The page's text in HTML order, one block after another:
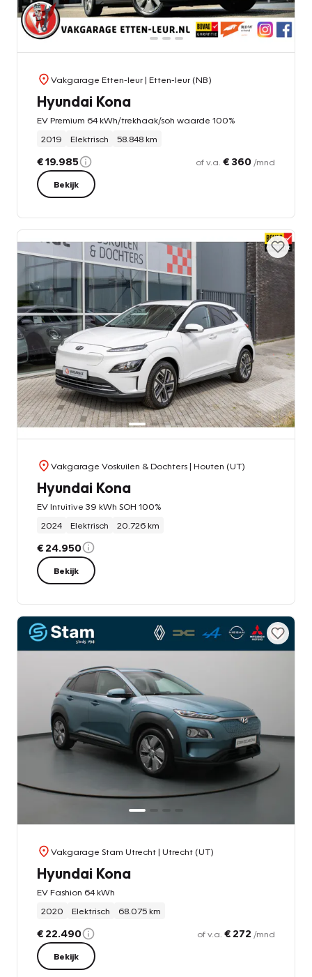
Vakgarage Etten-leur| Etten-leur (NB)
Hyundai Kona
EV Premium 64 kWh/trekhaak/soh waarde 100%
2019
Elektrisch 58.848 km
€ 19.985 of v.a. € 360 /mnd
Bekijk
Vakgarage Voskuilen & Dochters| Houten (UT)
Hyundai Kona
EV Intuitive 39 kWh SOH 100%
2024
Elektrisch 20.726 km
€ 24.950
Bekijk
Vakgarage Stam Utrecht| Utrecht (UT)
Hyundai Kona
EV Fashion 64 kWh
2020
Elektrisch 68.075 km
€ 22.490 of v.a. € 272 /mnd
Bekijk